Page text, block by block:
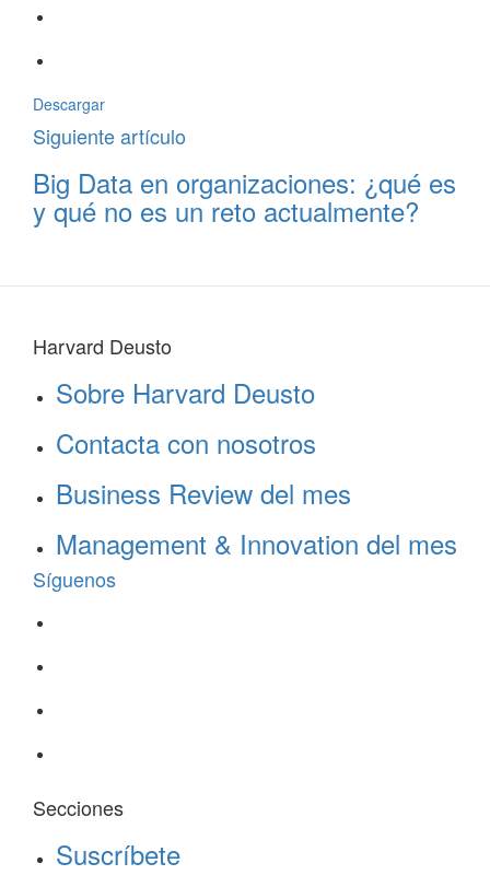
Descargar
Siguiente artículo
Big Data en organizaciones: ¿qué es
y qué no es un reto actualmente?
Harvard Deusto
Sobre Harvard Deusto
Contacta con nosotros
Business Review del mes
Management & Innovation del mes
Síguenos
Secciones
Suscríbete